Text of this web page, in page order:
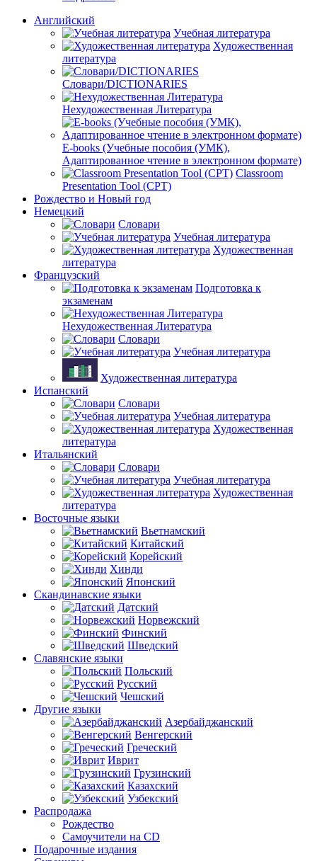
Английский
Учебная литература
Художественная
литература
Словари/DICTIONARIES
Нехудожественная Литература
E-books (Учебные пособия (УМК),
Адаптированное чтение в электронном формате)
Classroom
Presentation Tool (CPT)
Рождество и Новый год
Немецкий
Словари
Учебная литература
Художественная
литература
Французский
Подготовка к
экзаменам
Нехудожественная Литература
Словари
Учебная литература
Художественная литература
Испанский
Словари
Учебная литература
Художественная
литература
Итальянский
Словари
Учебная литература
Художественная
литература
Восточные языки
Вьетнамский
Китайский
Корейский
Хинди
Японский
Скандинавские языки
Датский
Норвежский
Финский
Шведский
Славянские языки
Польский
Русский
Чешский
Другие языки
Азербайджанский
Венгерский
Греческий
Иврит
Грузинский
Казахский
Узбекский
Распродажа
Рождество
Самоучители на CD
Подарочные издания